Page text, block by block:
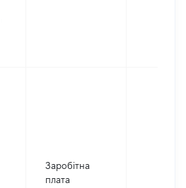
Заробітна
плата